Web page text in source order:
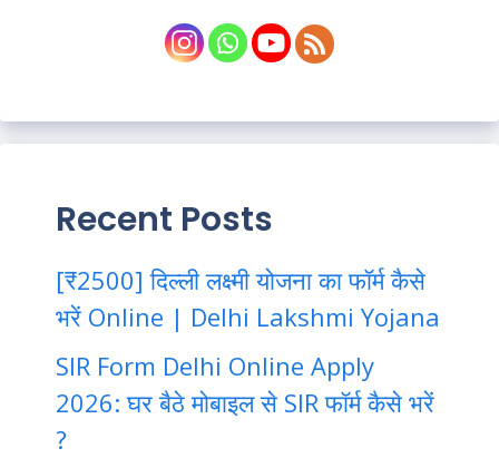
Recent Posts
[₹2500] दिल्ली लक्ष्मी योजना का फॉर्म कैसे
भरें Online | Delhi Lakshmi Yojana
SIR Form Delhi Online Apply
2026: घर बैठे मोबाइल से SIR फॉर्म कैसे भरें
?